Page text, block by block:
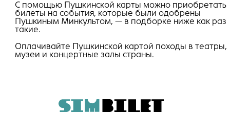
С помощью Пушкинской карты можно приобретать
билеты на события, которые были одобрены
Пушкиным Минкультом, — в подборке ниже как раз
такие.
Оплачивайте Пушкинской картой походы в театры,
музеи и концертные залы страны.